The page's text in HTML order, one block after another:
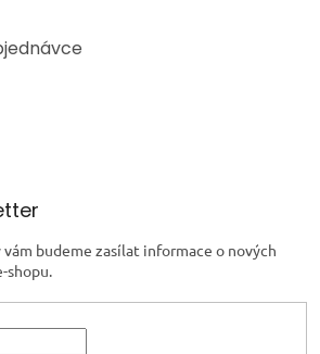
budeme zasílat informace o nových